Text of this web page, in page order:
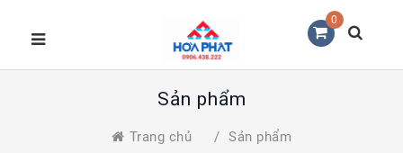
0
Sản phẩm
Trang chủ / Sản phẩm